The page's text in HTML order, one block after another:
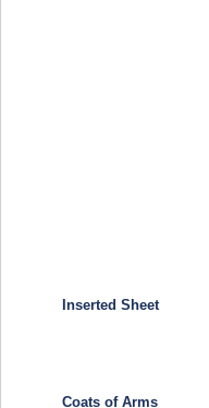
Inserted Sheet
Coats of Arms